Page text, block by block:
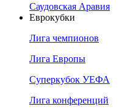
Саудовская Аравия
Еврокубки
Лига чемпионов
Лига Европы
Суперкубок УЕФА
Лига конференций